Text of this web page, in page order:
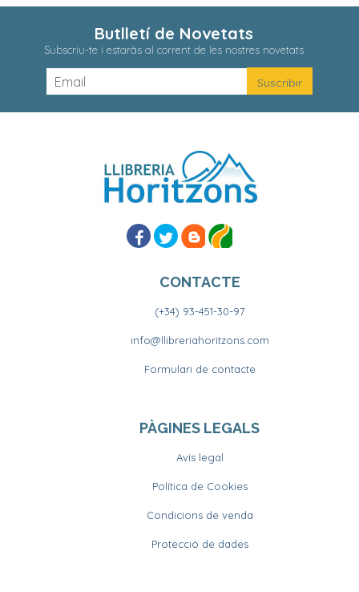
Butlletí de Novetats
Subscriu-te i estaràs al corrent de les nostres novetats
CONTACTE
(+34) 93-451-30-97
info@llibreriahoritzons.com
Formulari de contacte
PÀGINES LEGALS
Avís legal
Política de Cookies
Condicions de venda
Protecció de dades